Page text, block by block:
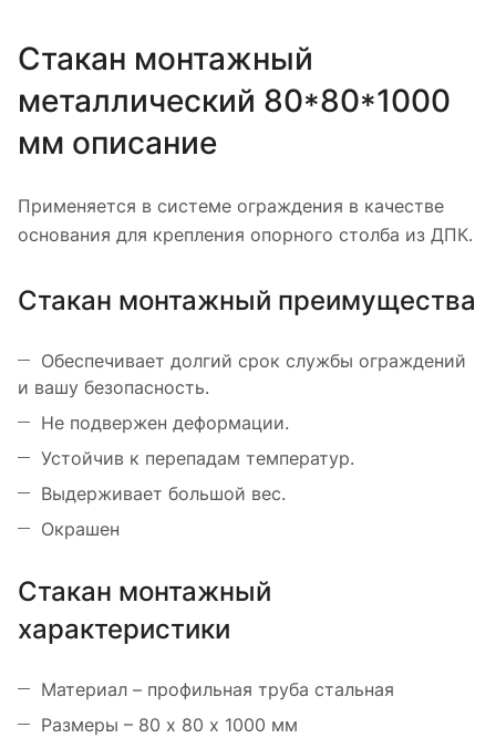
Стакан монтажный
металлический 80*80*1000
мм описание
Применяется в системе ограждения в качестве
основания для крепления опорного столба из ДПК.
Стакан монтажный преимущества
Обеспечивает долгий срок службы ограждений
и вашу безопасность.
Не подвержен деформации.
Устойчив к перепадам температур.
Выдерживает большой вес.
Окрашен
Стакан монтажный
характеристики
Материал – профильная труба стальная
Размеры – 80 х 80 х 1000 мм